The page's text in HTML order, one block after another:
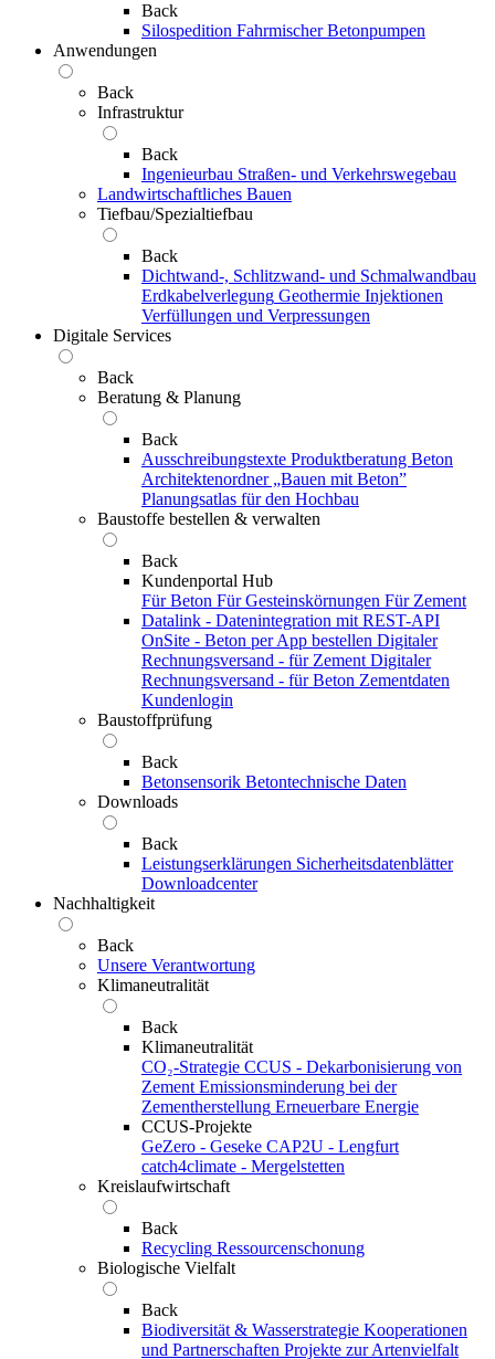
Back
Silospedition Fahrmischer Betonpumpen
Anwendungen
Back
Infrastruktur
Back
Ingenieurbau Straßen- und Verkehrswegebau
Landwirtschaftliches Bauen
Tiefbau/Spezialtiefbau
Back
Dichtwand-, Schlitzwand- und Schmalwandbau
Erdkabelverlegung Geothermie Injektionen
Verfüllungen und Verpressungen
Digitale Services
Back
Beratung & Planung
Back
Ausschreibungstexte Produktberatung Beton
Architektenordner „Bauen mit Beton”
Planungsatlas für den Hochbau
Baustoffe bestellen & verwalten
Back
Kundenportal Hub
Für Beton Für Gesteinskörnungen Für Zement
Datalink - Datenintegration mit REST-API
OnSite - Beton per App bestellen Digitaler
Rechnungsversand - für Zement Digitaler
Rechnungsversand - für Beton Zementdaten
Kundenlogin
Baustoffprüfung
Back
Betonsensorik Betontechnische Daten
Downloads
Back
Leistungserklärungen Sicherheitsdatenblätter
Downloadcenter
Nachhaltigkeit
Back
Unsere Verantwortung
Klimaneutralität
Back
Klimaneutralität
CO₂-Strategie CCUS - Dekarbonisierung von
Zement Emissionsminderung bei der
Zementherstellung Erneuerbare Energie
CCUS-Projekte
GeZero - Geseke CAP2U - Lengfurt
catch4climate - Mergelstetten
Kreislaufwirtschaft
Back
Recycling Ressourcenschonung
Biologische Vielfalt
Back
Biodiversität & Wasserstrategie Kooperationen
und Partnerschaften Projekte zur Artenvielfalt